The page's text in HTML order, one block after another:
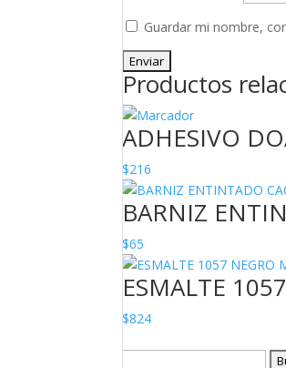
Guardar mi nombre,
Productos
ADHESIVO
$216
BARNIZ
$65
ESMALTE
$824